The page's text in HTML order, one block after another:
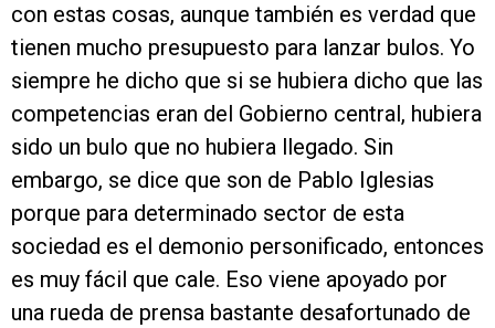
con estas cosas, aunque también es verdad que
tienen mucho presupuesto para lanzar bulos. Yo
siempre he dicho que si se hubiera dicho que las
competencias eran del Gobierno central, hubiera
sido un bulo que no hubiera llegado. Sin
embargo, se dice que son de Pablo Iglesias
porque para determinado sector de esta
sociedad es el demonio personificado, entonces
es muy fácil que cale. Eso viene apoyado por
una rueda de prensa bastante desafortunado de